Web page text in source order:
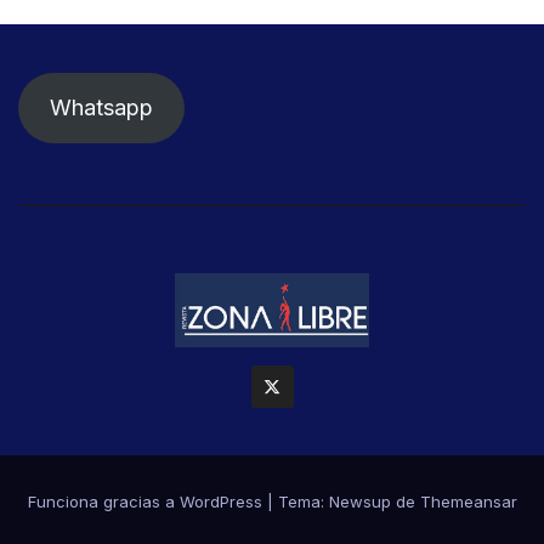
Whatsapp
Funciona gracias a WordPress Tema: Newsup de Themeansar